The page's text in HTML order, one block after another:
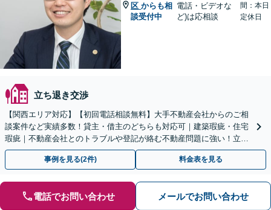
区 からも相
談受付中
電話・ビデオな
ど)は応相談
間：本日
定休日
立ち退き交渉
【関西エリア対応】【初回電話相談無料】大手不動産会社からのご相
談案件など実績多数！貸主・借主のどちらも対応可｜建築瑕疵・住宅
瑕疵｜不動産会社とのトラブルや登記が絡む不動産問題に強い！立ち
退き／建物の明け渡し請求【Zooｍ相談可】
事例を見る(2件) 料金表を見る
電話でお問い合わせ メールでお問い合わせ